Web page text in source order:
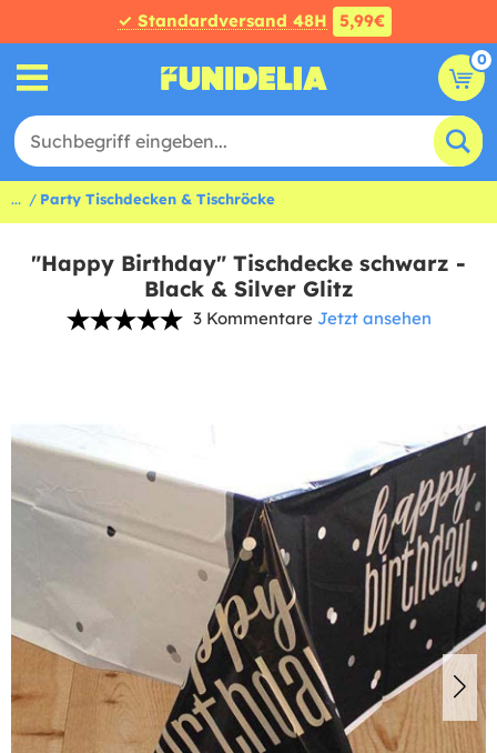
✓ Standardversand 48H 5,99€
0
... Party Tischdecken & Tischröcke
"Happy Birthday" Tischdecke schwarz -
Black & Silver Glitz
3 Kommentare Jetzt ansehen